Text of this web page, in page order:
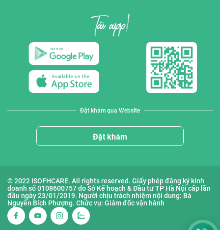
Đặt khám qua Website
Đặt khám
© 2022 ISOFHCARE. All rights reserved. Giấy phép đăng ký kinh
doanh số 0108600757 do Sở Kế hoạch & Đầu tư TP Hà Nội cấp lần
đầu ngày 23/01/2019. Người chịu trách nhiệm nội dung: Bà
Nguyễn Bích Phượng. Chức vụ: Giám đốc vận hành